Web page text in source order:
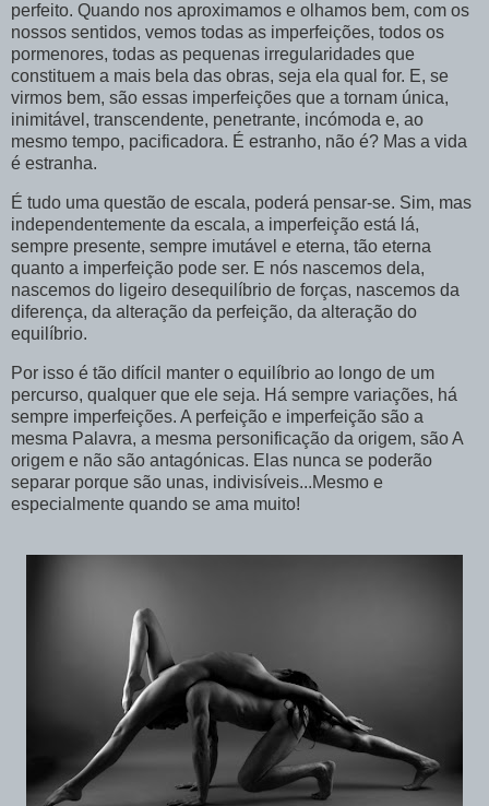
perfeito. Quando nos aproximamos e olhamos bem, com os
nossos sentidos, vemos todas as imperfeições, todos os
pormenores, todas as pequenas irregularidades que
constituem a mais bela das obras, seja ela qual for. E, se
virmos bem, são essas imperfeições que a tornam única,
inimitável, transcendente, penetrante, incómoda e, ao
mesmo tempo, pacificadora. É estranho, não é? Mas a vida
é estranha.
É tudo uma questão de escala, poderá pensar-se. Sim, mas
independentemente da escala, a imperfeição está lá,
sempre presente, sempre imutável e eterna, tão eterna
quanto a imperfeição pode ser. E nós nascemos dela,
nascemos do ligeiro desequilíbrio de forças, nascemos da
diferença, da alteração da perfeição, da alteração do
equilíbrio.
Por isso é tão difícil manter o equilíbrio ao longo de um
percurso, qualquer que ele seja. Há sempre variações, há
sempre imperfeições. A perfeição e imperfeição são a
mesma Palavra, a mesma personificação da origem, são A
origem e não são antagónicas. Elas nunca se poderão
separar porque são unas, indivisíveis...Mesmo e
especialmente quando se ama muito!